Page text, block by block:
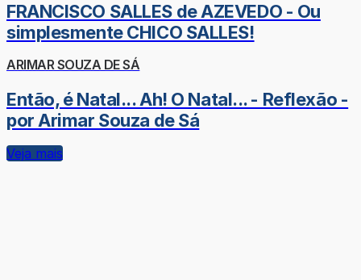
FRANCISCO SALLES de AZEVEDO - Ou
simplesmente CHICO SALLES!
ARIMAR SOUZA DE SÁ
Então, é Natal... Ah! O Natal... - Reflexão -
por Arimar Souza de Sá
Veja mais